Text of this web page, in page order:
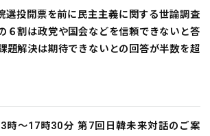
選投開票を前に民主主義に関する世論調査
６割は政党や国会などを信頼できないと答
題解決は期待できないとの回答が半数を超
時～17時30分 第7回日韓未来対話のご案